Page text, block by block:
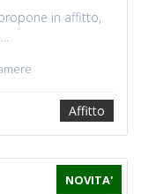
in affitto,
Affitto
NOVITA'